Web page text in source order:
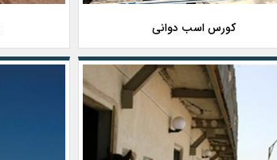
کورس اسب دوانی